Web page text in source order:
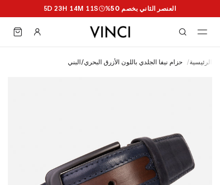
العنصر الثاني بخصم 50% 5D 23H 14M 10S
الرئيسية/ حزام نيفا الجلدي باللون الأزرق البحري/البني